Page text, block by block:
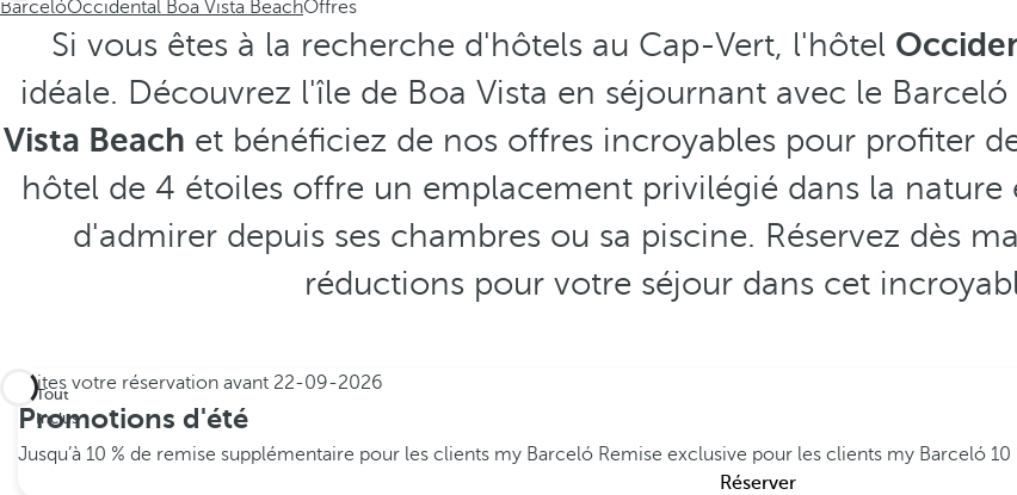
BarcelóOccidental Boa Vista BeachOffres
Si vous êtes à la recherche d'hôtels au Cap-Vert, l'hôtel
idéale. Découvrez l'île de Boa Vista en séjournant avec le
Vista Beach et bénéficiez de nos offres incroyables pour profiter
hôtel de 4 étoiles offre un emplacement privilégié dans la nature
d'admirer depuis ses chambres ou sa piscine. Réservez dès
réductions pour votre séjour dans cet
Tout
Inclus
Faites votre réservation avant 22-09-2026
Promotions d'été
Jusqu’à 10 % de remise supplémentaire pour les clients my Barceló Remise exclusive pour les clients my Barceló
Réserver